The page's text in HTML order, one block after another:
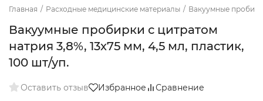
Главная / Расходные медицинские материалы / Вакуумные
Вакуумные пробирки с цитратом
натрия 3,8%, 13х75 мм, 4,5 мл, пластик,
100 шт/уп.
Оставить отзыв Избранное Сравнение